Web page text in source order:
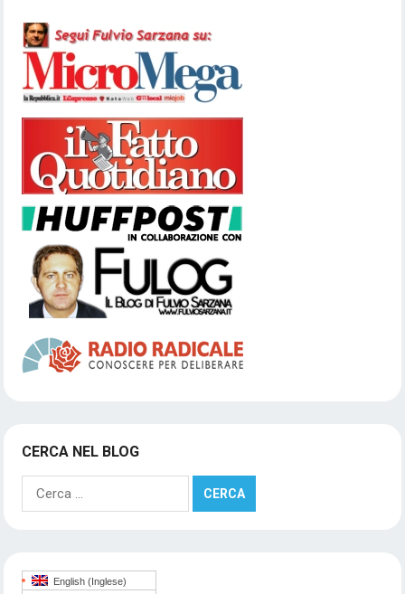
CERCA NEL BLOG
Ricerca
per:
English (Inglese)